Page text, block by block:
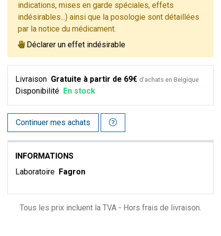
indications, mises en garde spéciales, effets
indésirables...) ainsi que la posologie sont détaillées
par la notice du médicament.
Déclarer un effet indésirable
Livraison Gratuite à partir de 69€ d’achats en Belgique
Disponibilité En stock
Continuer mes achats
INFORMATIONS
Laboratoire Fagron
Tous les prix incluent la TVA - Hors frais de livraison.